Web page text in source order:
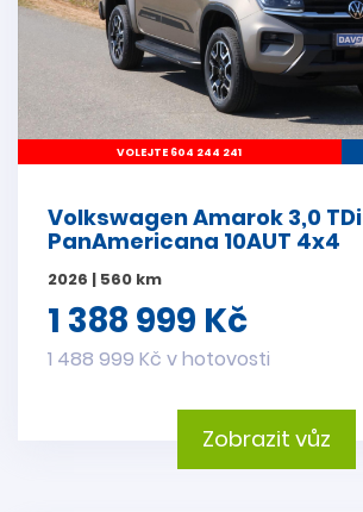
VOLEJTE 604 244 241
Volkswagen Amarok 3,0 TDi
PanAmericana 10AUT 4x4
2026 | 560 km
1 388 999 Kč
1 488 999 Kč v hotovosti
Zobrazit vůz